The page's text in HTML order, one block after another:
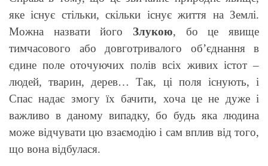
яке існує стільки, скільки існує життя на Землі.
Можна назвати його Злукою, бо це явище
тимчасового або довготривалого об’єднання в
єдине поле оточуючих полів всіх живих істот –
людей, тварин, дерев… Так, ці поля існують, і
Спас надає змогу їх бачити, хоча це не дуже і
важливо в даному випадку, бо будь яка людина
може відчувати цю взаємодію і сам вплив від того,
що вона відбулася.